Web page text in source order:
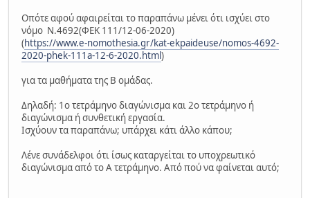
Οπότε αφού αφαιρείται το παραπάνω μένει ότι ισχύει στο
νόμο Ν.4692(ΦΕΚ 111/12-06-2020)
(https://www.e-nomothesia.gr/kat-ekpaideuse/nomos-4692-
2020-phek-111a-12-6-2020.html)
για τα μαθήματα της Β ομάδας.
Δηλαδή: 1ο τετράμηνο διαγώνισμα και 2ο τετράμηνο ή
διαγώνισμα ή συνθετική εργασία.
Ισχύουν τα παραπάνω; υπάρχει κάτι άλλο κάπου;
Λένε συνάδελφοι ότι ίσως καταργείται το υποχρεωτικό
διαγώνισμα από το Α τετράμηνο. Από πού να φαίνεται αυτό;